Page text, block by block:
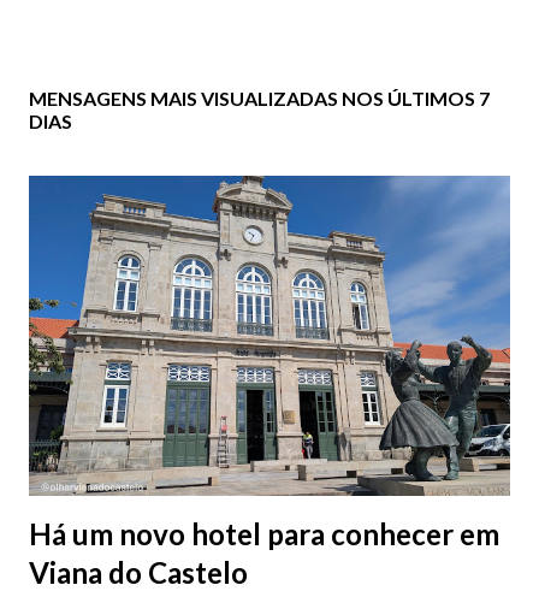
MENSAGENS MAIS VISUALIZADAS NOS ÚLTIMOS 7
DIAS
Há um novo hotel para conhecer em
Viana do Castelo